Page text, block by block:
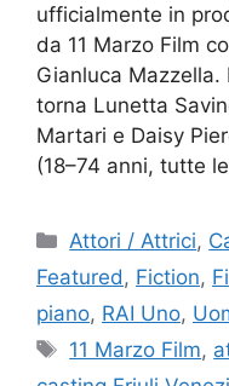
ufficialmente in
da 11 Marzo Film
Gianluca
torna Lunetta
Martari e Daisy
(18–74 anni, tutte
Categorie
Attori / Attrici,
Featured , Fiction,
piano, RAI Uno,
Tag
11 Marzo Film,